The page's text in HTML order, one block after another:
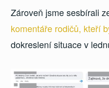
Zároveň jsme sesbírali
komentáře rodičů, kteří
dokreslení situace v